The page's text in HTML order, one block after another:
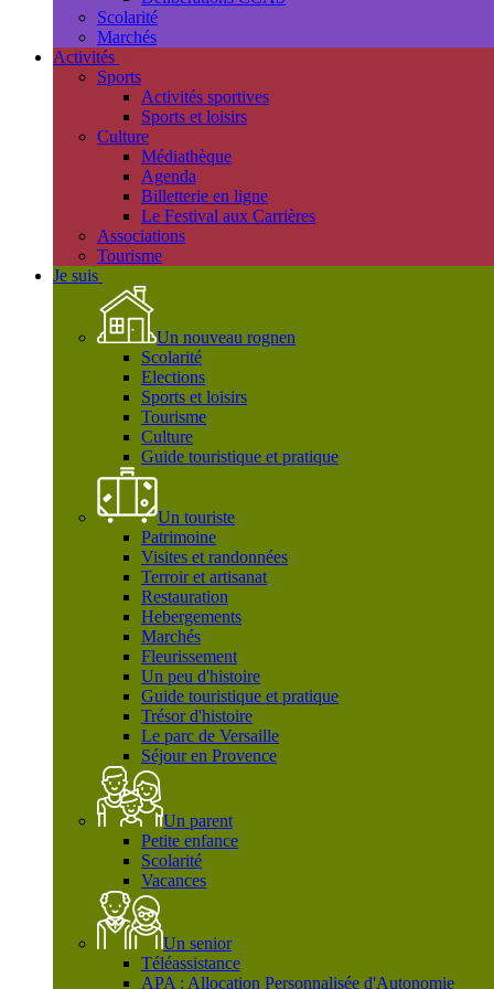
Scolarité
Marchés
Activités
Sports
Activités sportives
Sports et loisirs
Culture
Médiathèque
Agenda
Billetterie en ligne
Le Festival aux Carrières
Associations
Tourisme
Je suis
Un nouveau rognen
Scolarité
Elections
Sports et loisirs
Tourisme
Culture
Guide touristique et pratique
Un touriste
Patrimoine
Visites et randonnées
Terroir et artisanat
Restauration
Hebergements
Marchés
Fleurissement
Un peu d'histoire
Guide touristique et pratique
Trésor d'histoire
Le parc de Versaille
Séjour en Provence
Un parent
Petite enfance
Scolarité
Vacances
Un senior
Téléassistance
APA : Allocation Personnalisée d'Autonomie